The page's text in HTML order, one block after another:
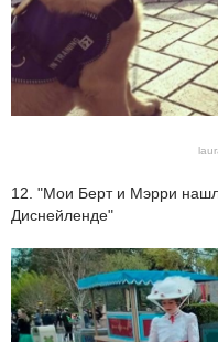
12. "Мои Берт и Мэрри
Диснейленде"